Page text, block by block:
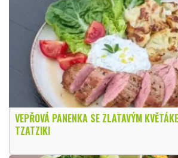
VEPŘOVÁ PANENKA SE ZLATAVÝM
TZATZIKI